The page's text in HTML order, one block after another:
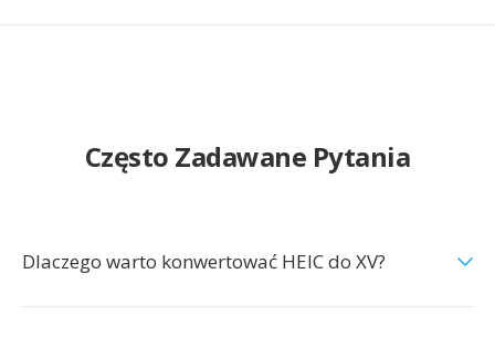
Często Zadawane Pytania
Dlaczego warto konwertować HEIC do XV?